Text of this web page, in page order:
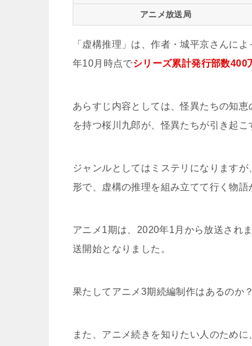
アニメ放送局
「虚構推理」は、作者・城平京さんに
年10月時点でシリーズ累計発行部数400
あらすじ内容としては、怪異たちの知
を持つ桜川九郎が、怪異たちが引き起
ジャンルとしてはミステリになります
形で、虚構の推理を組み立てて行く物語
アニメ1期は、2020年1月から放送され
送開始となりました。
果たしてアニメ3期続編制作はあるのか
また、アニメ続きを知りたい人のため